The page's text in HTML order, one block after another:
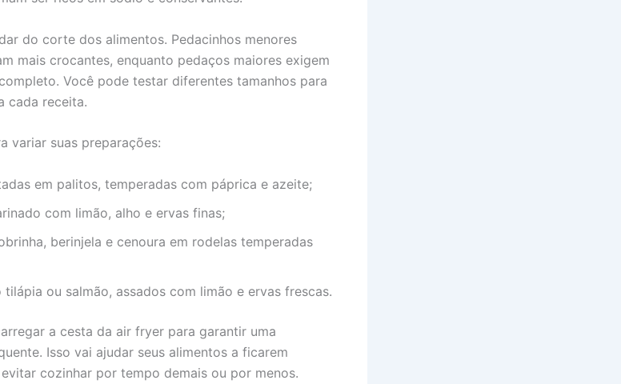
do corte dos alimentos. Pedacinhos menores
mais crocantes, enquanto pedaços maiores exigem
Você pode testar diferentes tamanhos para
cada receita.
variar suas preparações:
em palitos, temperadas com páprica e azeite;
com limão, alho e ervas finas;
berinjela e cenoura em rodelas temperadas
tilápia ou salmão, assados com limão e ervas frescas.
a cesta da air fryer para garantir uma
Isso vai ajudar seus alimentos a ficarem
cozinhar por tempo demais ou por menos.